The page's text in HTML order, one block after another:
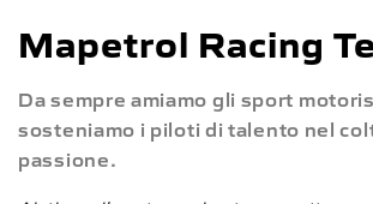
Mapetrol Racing
Da sempre amiamo gli sport
sosteniamo i piloti di talento nel
passione.